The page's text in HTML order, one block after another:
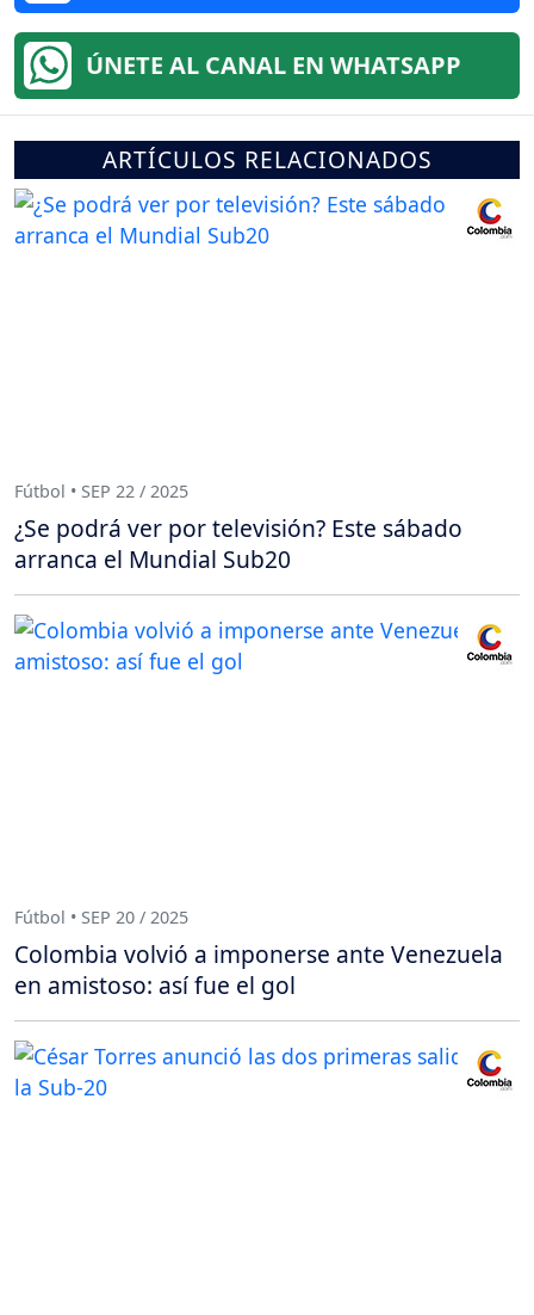
ÚNETE AL CANAL EN WHATSAPP
ARTÍCULOS RELACIONADOS
Fútbol • SEP 22 / 2025
¿Se podrá ver por televisión? Este sábado
arranca el Mundial Sub20
Fútbol • SEP 20 / 2025
Colombia volvió a imponerse ante Venezuela
en amistoso: así fue el gol